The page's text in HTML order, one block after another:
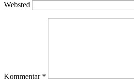
Websted
Kommentar *